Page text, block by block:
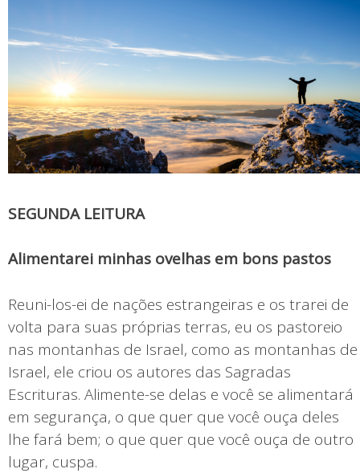
SEGUNDA LEITURA
Alimentarei minhas ovelhas em bons pastos
Reuni-los-ei de nações estrangeiras e os trarei de
volta para suas próprias terras, eu os pastoreio
nas montanhas de Israel, como as montanhas de
Israel, ele criou os autores das Sagradas
Escrituras. Alimente-se delas e você se alimentará
em segurança, o que quer que você ouça deles
lhe fará bem; o que quer que você ouça de outro
lugar, cuspa.